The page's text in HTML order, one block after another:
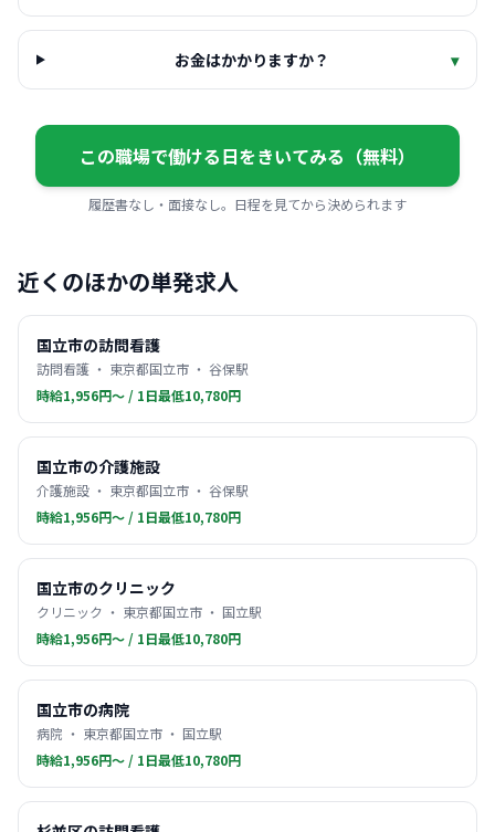
お金はかかりますか？ ▾
この職場で働ける日をきいてみる（無料）
履歴書なし・面接なし。日程を見てから決められます
近くのほかの単発求人
国立市の訪問看護
訪問看護 ・ 東京都国立市 ・ 谷保駅
時給1,956円〜 / 1日最低10,780円
国立市の介護施設
介護施設 ・ 東京都国立市 ・ 谷保駅
時給1,956円〜 / 1日最低10,780円
国立市のクリニック
クリニック ・ 東京都国立市 ・ 国立駅
時給1,956円〜 / 1日最低10,780円
国立市の病院
病院 ・ 東京都国立市 ・ 国立駅
時給1,956円〜 / 1日最低10,780円